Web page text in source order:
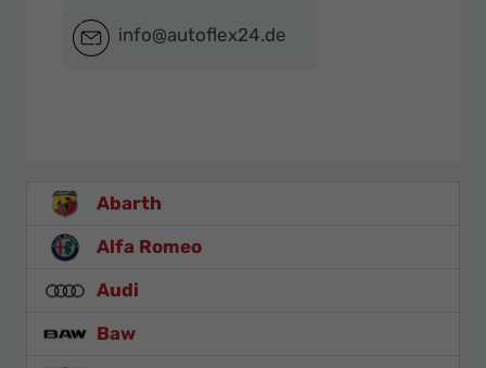
info@autoflex24.de
Abarth
Alfa Romeo
Audi
Baw